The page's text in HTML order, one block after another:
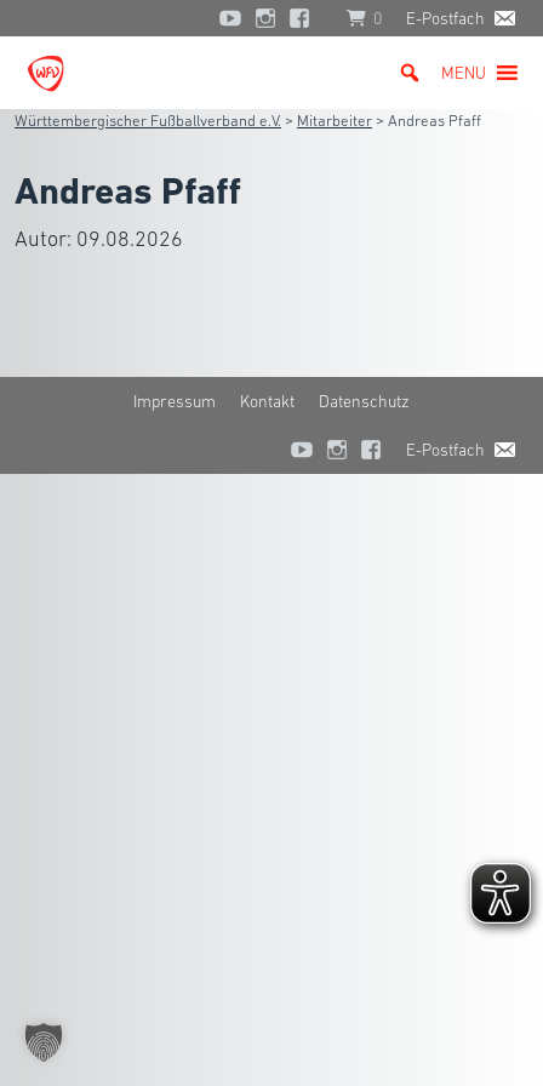
0 E-Postfach
MENU
Württembergischer Fußballverband e.V. > Mitarbeiter > Andreas Pfaff
Andreas Pfaff
Autor: 09.08.2026
Impressum Kontakt Datenschutz
E-Postfach